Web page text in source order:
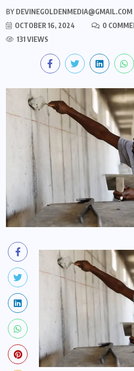
BY DEVINEGOLDENMEDIA@GMAIL.COM
OCTOBER 16, 2024
0
131 VIEWS